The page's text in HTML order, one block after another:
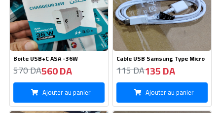
Recpteur iCone D40
2990 DA2900 DA
Cable Meras Cilicone -Type C
230 DA220 DA